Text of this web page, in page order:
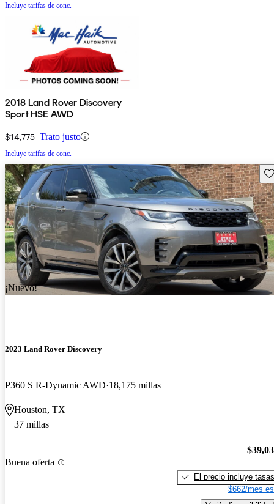
Incluye tarifas de conc.
2018 Land Rover Discovery
Sport HSE AWD
$14,775 Trato justo
Incluye tarifas de conc.
¡Nuevo!
2023 Land Rover Discovery
P360 S R-Dynamic AWD 18,175 millas
Houston, TX
37 millas
Buena oferta
El precio incluye tasas
$662/mes